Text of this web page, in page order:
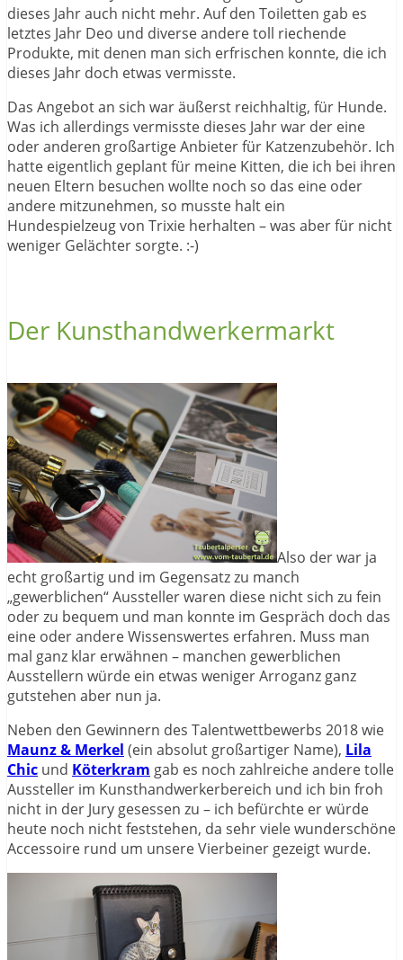
dieses Jahr auch nicht mehr. Auf den Toiletten gab es
letztes Jahr Deo und diverse andere toll riechende
Produkte, mit denen man sich erfrischen konnte, die ich
dieses Jahr doch etwas vermisste.
Das Angebot an sich war äußerst reichhaltig, für Hunde.
Was ich allerdings vermisste dieses Jahr war der eine
oder anderen großartige Anbieter für Katzenzubehör. Ich
hatte eigentlich geplant für meine Kitten, die ich bei ihren
neuen Eltern besuchen wollte noch so das eine oder
andere mitzunehmen, so musste halt ein
Hundespielzeug von Trixie herhalten – was aber für nicht
weniger Gelächter sorgte. :-)
Der Kunsthandwerkermarkt
Also der war ja
echt großartig und im Gegensatz zu manch
„gewerblichen“ Aussteller waren diese nicht sich zu fein
oder zu bequem und man konnte im Gespräch doch das
eine oder andere Wissenswertes erfahren. Muss man
mal ganz klar erwähnen – manchen gewerblichen
Ausstellern würde ein etwas weniger Arroganz ganz
gutstehen aber nun ja.
Neben den Gewinnern des Talentwettbewerbs 2018 wie
Maunz & Merkel (ein absolut großartiger Name), Lila
Chic und Köterkram gab es noch zahlreiche andere tolle
Aussteller im Kunsthandwerkerbereich und ich bin froh
nicht in der Jury gesessen zu – ich befürchte er würde
heute noch nicht feststehen, da sehr viele wunderschöne
Accessoire rund um unsere Vierbeiner gezeigt wurde.